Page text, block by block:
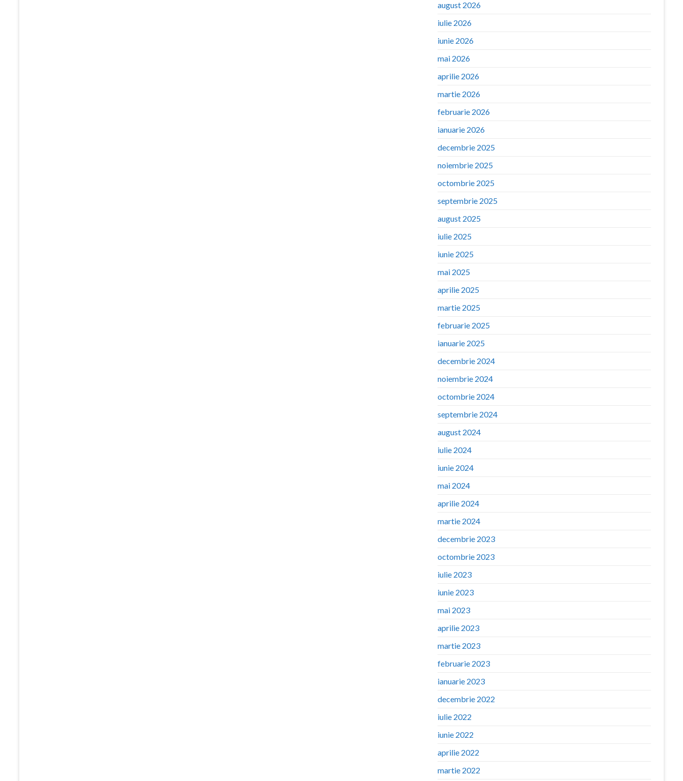
august 2026
iulie 2026
iunie 2026
mai 2026
aprilie 2026
martie 2026
februarie 2026
ianuarie 2026
decembrie 2025
noiembrie 2025
octombrie 2025
septembrie 2025
august 2025
iulie 2025
iunie 2025
mai 2025
aprilie 2025
martie 2025
februarie 2025
ianuarie 2025
decembrie 2024
noiembrie 2024
octombrie 2024
septembrie 2024
august 2024
iulie 2024
iunie 2024
mai 2024
aprilie 2024
martie 2024
decembrie 2023
octombrie 2023
iulie 2023
iunie 2023
mai 2023
aprilie 2023
martie 2023
februarie 2023
ianuarie 2023
decembrie 2022
iulie 2022
iunie 2022
aprilie 2022
martie 2022